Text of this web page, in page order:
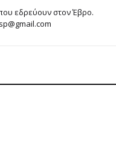
εδρεύουν στον Έβρο.